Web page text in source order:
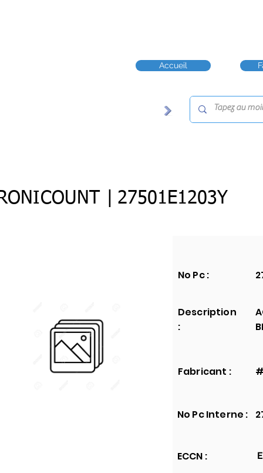
Accueil
| 27501E1203Y
No Pc :
Description
:
Fabricant :
No Pc Interne :
ECCN :